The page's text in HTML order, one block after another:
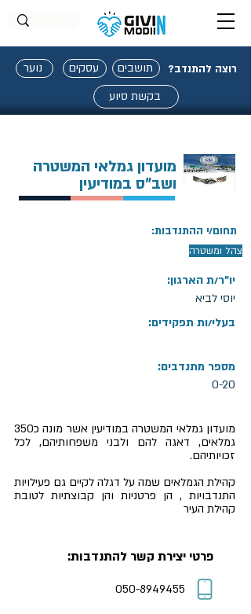
נוער עסקים תושבים רוצה להתנדב?
בקשת סיוע
מועדון גמלאי המשטרה
ושב"ס במודיעין
תחום/י ההתנדבות:
צהל ומשטרה
יו"ר/ת הארגון:
יוסי לביא
בעלי/ות תפקידים:
מספר מתנדבים:
0-20
מועדון גמלאי המשטרה במודיעין אשר מונה כ350
גמלאים, דאגה להם ולבני משפחותיהם, לכל
זכויותיהם.
קהילת הגמלאים שמה על דגלה לקיים גם פעילויות
התנדבויות , הן פרטניות והן קבוצתיות לטובת
קהילת העיר
פרטי יצירת קשר להתנדבות:
050-8949455